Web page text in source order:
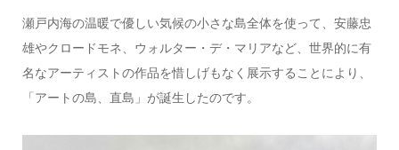
瀬戸内海の温暖で優しい気候の小さな島全体を使って、安藤忠
雄やクロードモネ、ウォルター・デ・マリアなど、世界的に有
名なアーティストの作品を惜しげもなく展示することにより、
「アートの島、直島」が誕生したのです。